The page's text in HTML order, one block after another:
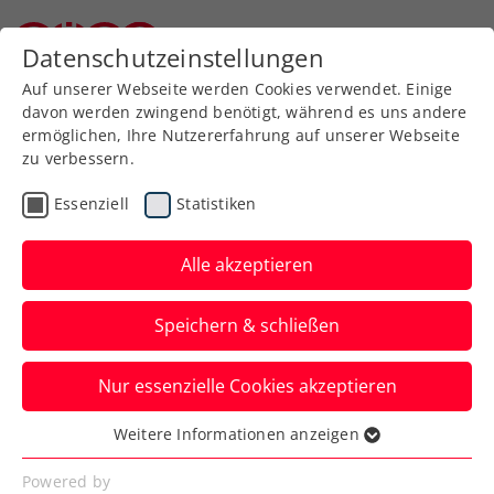
AllgemeineKlasse
Jugend
SeniorInnen
Meisterschaft wählen
Niederösterreichische Landesmeisterschaft 2026 /
Datenschutzeinstellungen
Auf unserer Webseite werden Cookies verwendet. Einige
davon werden zwingend benötigt, während es uns andere
ermöglichen, Ihre Nutzererfahrung auf unserer Webseite
zu verbessern.
Essenziell Statistiken
Alle akzeptieren
Speichern & schließen
Nur essenzielle Cookies akzeptieren
Essenziell
Essenzielle Cookies werden für grundlegende
Weitere Informationen anzeigen
Powered by